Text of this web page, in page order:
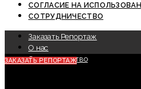
СОГЛАСИЕ НА
СОТРУДНИЧЕСТВО
Заказать Репортаж
О нас
Сотрудничество
ЗАКАЗАТЬ РЕПОРТАЖ